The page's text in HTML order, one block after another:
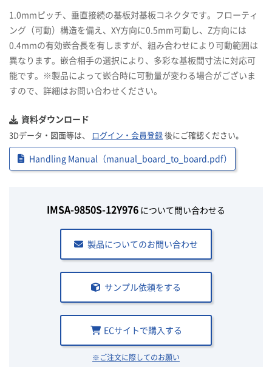
1.0mmピッチ、垂直接続の基板対基板コネクタです。フローティ
ング（可動）構造を備え、XY方向に0.5mm可動し、Z方向には
0.4mmの有効嵌合長を有しますが、組み合わせにより可動範囲は
異なります。嵌合相手の選択により、多彩な基板間寸法に対応可
能です。※製品によって嵌合時に可動量が変わる場合がございま
すので、詳細はお問い合わせください。
資料ダウンロード
3Dデータ・図面等は、 ログイン・会員登録後にご確認ください。
Handling Manual（manual_board_to_board.pdf）
IMSA-9850S-12Y976 について問い合わせる
製品についてのお問い合わせ
サンプル依頼をする
ECサイトで購入する
※ご注文に際してのお願い